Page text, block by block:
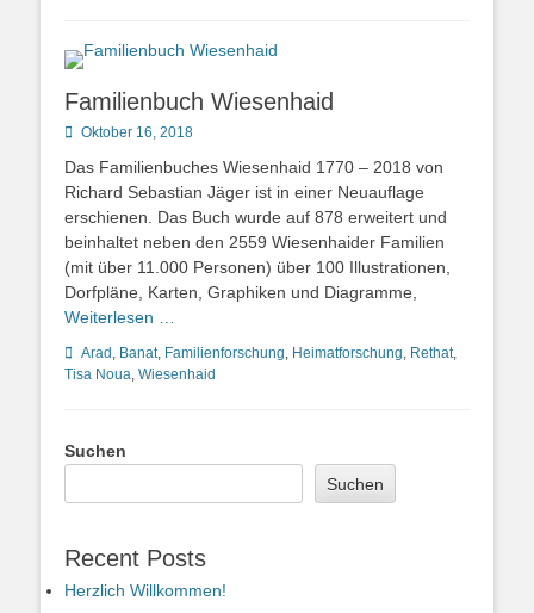
Familienbuch Wiesenhaid
Posted
Oktober 16, 2018
Das Familienbuches Wiesenhaid 1770 – 2018 von
Richard Sebastian Jäger ist in einer Neuauflage
erschienen. Das Buch wurde auf 878 erweitert und
beinhaltet neben den 2559 Wiesenhaider Familien
(mit über 11.000 Personen) über 100 Illustrationen,
Dorfpläne, Karten, Graphiken und Diagramme,
Weiterlesen …
Kategorien
Arad , Banat, Familienforschung, Heimatforschung, Rethat,
Tisa Noua, Wiesenhaid
Suchen
Suchen
Recent Posts
Herzlich Willkommen!